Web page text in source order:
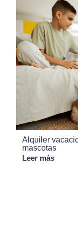
Alquiler
mascotas
Leer más